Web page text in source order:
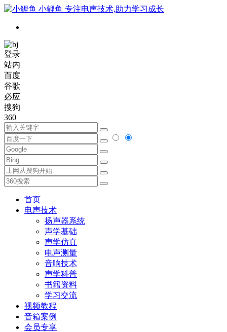
小鲤鱼 专注电声技术,助力学习成长
登录
站内
百度
谷歌
必应
搜狗
360
首页
电声技术
扬声器系统
声学基础
声学仿真
电声测量
音响技术
声学科普
书籍资料
学习交流
视频教程
音箱案例
会员专享